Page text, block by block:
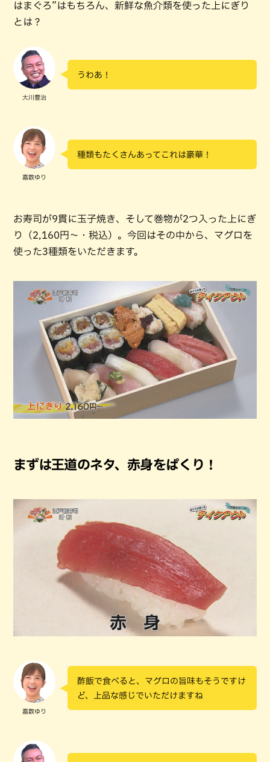
はまぐろ”はもちろん、新鮮な魚介類を使った上にぎり
とは？
大川豊治
うわあ！
嘉数ゆり
種類もたくさんあってこれは豪華！
お寿司が9貫に玉子焼き、そして巻物が2つ入った上にぎ
り（2,160円～・税込）。今回はその中から、マグロを
使った3種類をいただきます。
まずは王道のネタ、赤身をぱくり！
嘉数ゆり
酢飯で食べると、マグロの旨味もそうですけ
ど、上品な感じでいただけますね